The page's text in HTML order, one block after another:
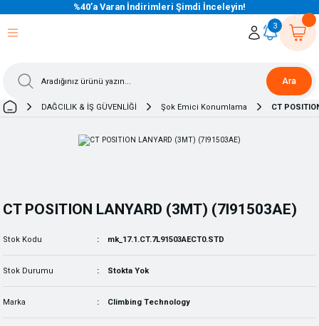
%40’a Varan İndirimleri Şimdi İnceleyin!
Ara
3
DAĞCILIK & İŞ GÜVENLİĞİ Şok Emici Konumlama CT
CT POSITION LANYARD (3MT) (7l91503AE)
Stok Kodu mk_17.1.CT.7L91503AECT0.STD
Stok Durumu Stokta Yok
Marka Climbing Technology